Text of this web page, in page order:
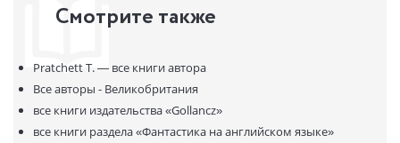
That'll mean the end of the world, if no one stops him in time.
Смотрите также
Pratchett T. — все книги автора
Все авторы - Великобритания
все книги издательства«Gollancz»
все книги раздела«Фантастика на английском языке»